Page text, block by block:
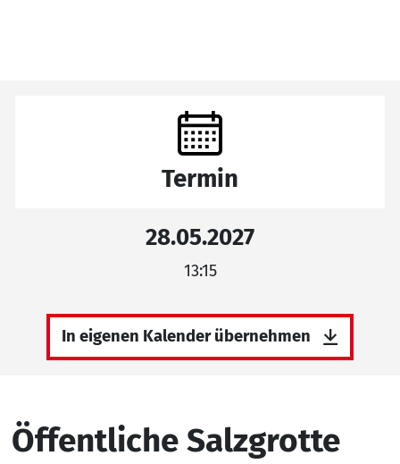
Öffentliche Salzgrotte
Termin
28.05.2027
13:15
In eigenen Kalender übernehmen